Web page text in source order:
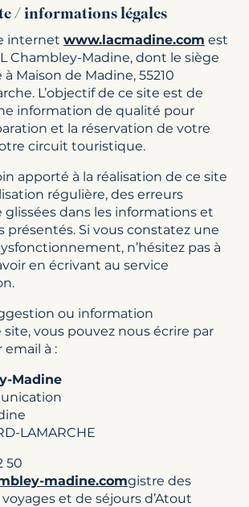
/ informations légales
internet www.lacmadine.com est
Chambley-Madine, dont le siège
Maison de Madine, 55210
L’objectif de ce site est de
information de qualité pour
et la réservation de votre
circuit touristique.
apporté à la réalisation de ce site
régulière, des erreurs
glissées dans les informations et
présentés. Si vous constatez une
n’hésitez pas à
en écrivant au service
ou information
vous pouvez nous écrire par
email à :
Madine
LAMARCHE
50
madine.comgistre des
et de séjours d’Atout